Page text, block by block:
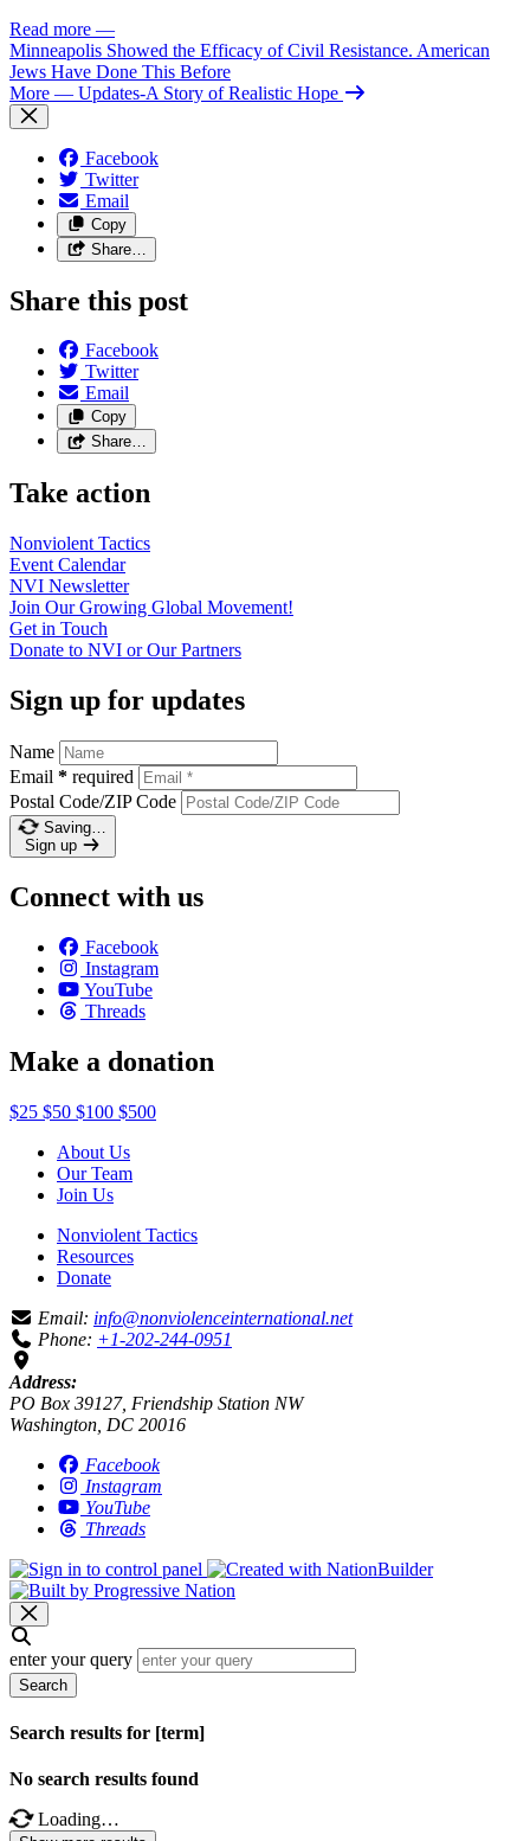
Read more —
Minneapolis Showed the Efficacy of Civil Resistance. American
Jews Have Done This Before
More — Updates-A Story of Realistic Hope
Facebook
Twitter
Email
Copy
Share…
Share this post
Facebook
Twitter
Email
Copy
Share…
Take action
Nonviolent Tactics
Event Calendar
NVI Newsletter
Join Our Growing Global Movement!
Get in Touch
Donate to NVI or OurPartners
Sign up for updates
Name
Email * required
Postal Code/ZIP Code
Saving…
Sign up
Connect with us
Facebook
Instagram
YouTube
Threads
Make a donation
$25 $50 $100 $500
About Us
Our Team
Join Us
Nonviolent Tactics
Resources
Donate
Email: info@nonviolenceinternational.net
Phone: +1-202-244-0951
Address:
PO Box 39127, Friendship Station NW
Washington, DC 20016
Facebook
Instagram
YouTube
Threads
enter your query
Search
Search results for [term]
No search results found
Loading…